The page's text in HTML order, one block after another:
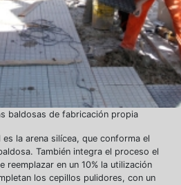
baldosas de fabricación propia
la arena silícea, que conforma el
También integra el proceso el
reemplazar en un 10% la utilización
los cepillos pulidores, con un